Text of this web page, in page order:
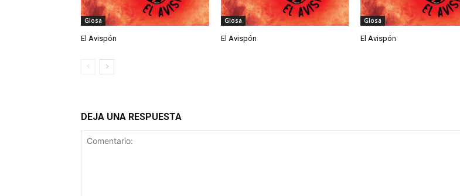
Glosa
El Avispón
Glosa
El Avispón
Glosa
El Avispón
DEJA UNA RESPUESTA